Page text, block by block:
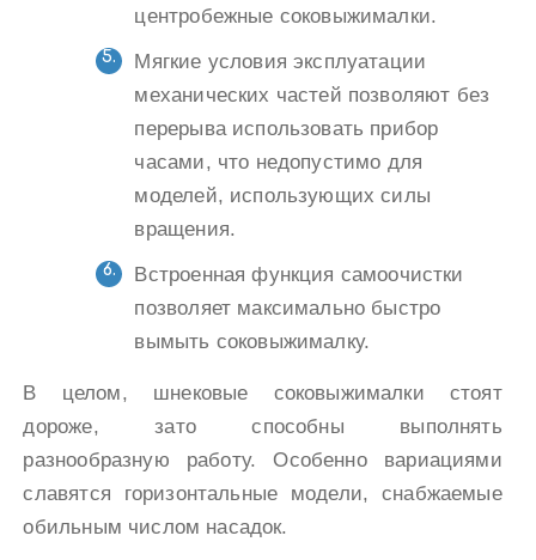
центробежные соковыжималки.
Мягкие условия эксплуатации
механических частей позволяют без
перерыва использовать прибор
часами, что недопустимо для
моделей, использующих силы
вращения.
Встроенная функция самоочистки
позволяет максимально быстро
вымыть соковыжималку.
В целом, шнековые соковыжималки стоят
дороже, зато способны выполнять
разнообразную работу. Особенно вариациями
славятся горизонтальные модели, снабжаемые
обильным числом насадок.